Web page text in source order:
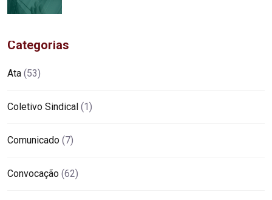
Categorias
Ata (53)
Coletivo Sindical (1)
Comunicado (7)
Convocação (62)